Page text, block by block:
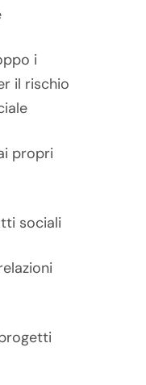
i
il rischio
propri
sociali